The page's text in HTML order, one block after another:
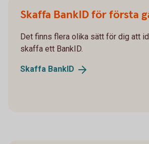
Skaffa BankID för första
Det finns flera olika sätt för dig att
skaffa ett BankID.
Skaffa BankID